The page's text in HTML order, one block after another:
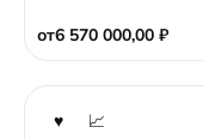
от6 570 000,00 ₽
f
5